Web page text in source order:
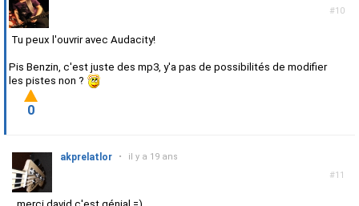
#10
Tu peux l'ouvrir avec Audacity!
Pis Benzin, c'est juste des mp3, y'a pas de possibilités de modifier
les pistes non ?
0
#11
akprelatlor • il y a 19 ans